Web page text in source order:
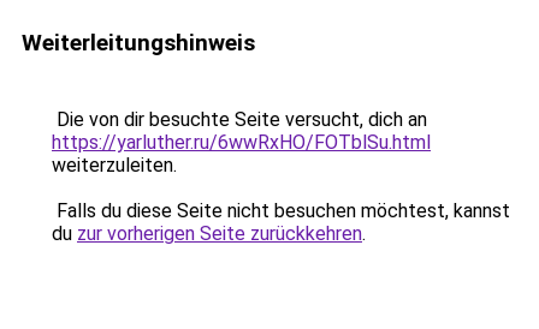
Weiterleitungshinweis
Die von dir besuchte Seite versucht, dich an
https://yarluther.ru/6wwRxHO/FOTblSu.html
weiterzuleiten.
Falls du diese Seite nicht besuchen möchtest, kannst
du zur vorherigen Seite zurückkehren.